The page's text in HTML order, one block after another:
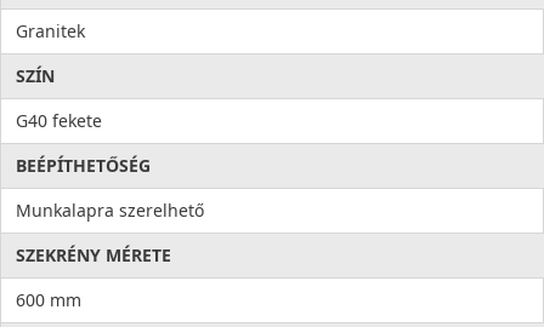
Granitek
SZÍN
G40 fekete
BEÉPÍTHETŐSÉG
Munkalapra szerelhető
SZEKRÉNY MÉRETE
600 mm